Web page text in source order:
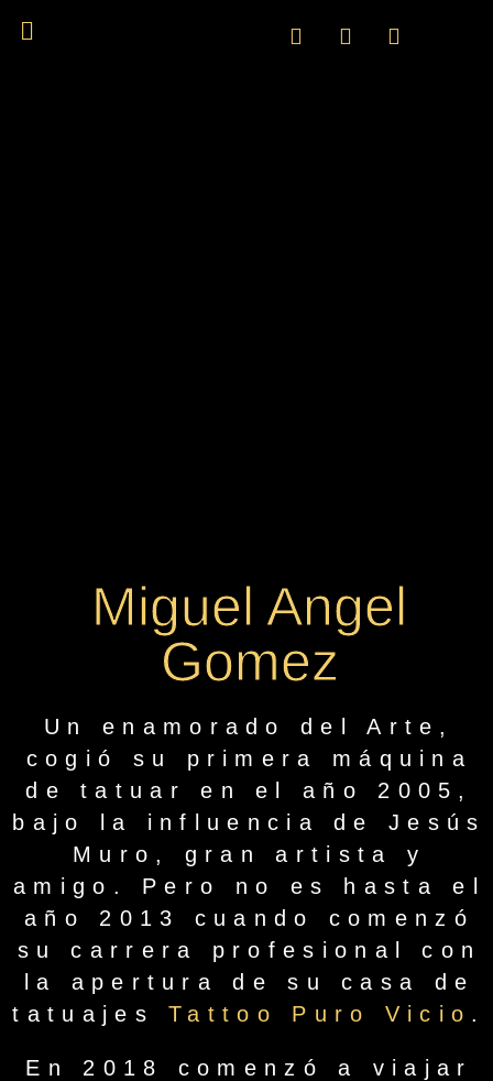
Miguel Angel
Gomez
Un enamorado del Arte,
cogió su primera máquina
de tatuar en el año 2005,
bajo la influencia de Jesús
Muro, gran artista y
amigo. Pero no es hasta el
año 2013 cuando comenzó
su carrera profesional con
la apertura de su casa de
tatuajesTattoo Puro Vicio .
En 2018 comenzó a viajar